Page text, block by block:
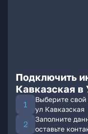
Подключить
Кавказская в
Выберите
ул Кавказская
Заполните
оставьте